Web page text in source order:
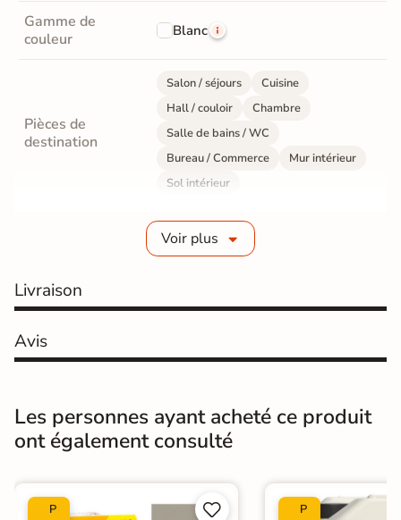
Gamme de
couleur
Blanc
Pièces de
destination
Salon / séjours
Cuisine
Hall / couloir
Chambre
Salle de bains / WC
Bureau / Commerce
Mur intérieur
Sol intérieur
Grès cérame émaillé
Résistance à
GR5 - Ultra-résistant
Masse colorée Non
rectifié
Finition Mate
Surface Lisse
Voir plus
Livraison
Avis
Les personnes ayant acheté ce produit
ont également consulté
P


P